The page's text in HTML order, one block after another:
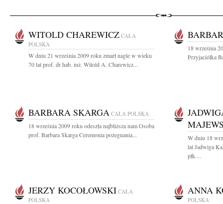
WITOLD CHAREWICZ CAŁA
POLSKA
W dniu 21 września 2009 roku zmarł nagle w wieku
70 lat prof. dr hab. inż. Witold A. Charewicz...
18 września
Przyjaciółka
BARBARA SKARGA CAŁA POLSKA
18 września 2009 roku odeszła najbliższa nam Osoba
prof. Barbara Skarga Ceremonia pożegnania...
W dniu 18
lat Jadwiga
płk....
JERZY KOCOŁOWSKI CAŁA
POLSKA
ANNA
POLSKA